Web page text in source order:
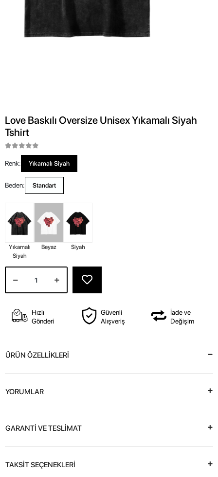
Love Baskılı Oversize Unisex Yıkamalı Siyah
Tshirt
Renk: Yıkamalı Siyah
Beden: Standart
Yıkamalı
Siyah
Beyaz Siyah
Hızlı
Gönderi
Güvenli
Alışveriş
İade ve
Değişim
ÜRÜN ÖZELLİKLERİ
YORUMLAR
GARANTİ VE TESLİMAT
TAKSİT SEÇENEKLERİ